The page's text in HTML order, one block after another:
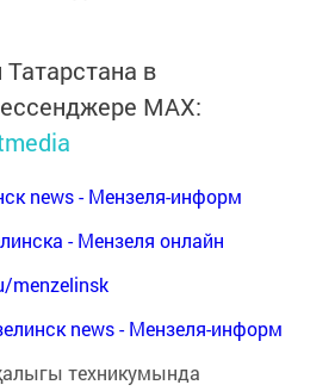
в
MАХ:
news - Мензеля-информ
- Мензеля онлайн
menzelinsk
news - Мензеля-информ